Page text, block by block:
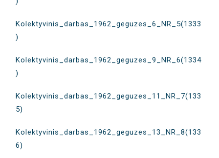
Kolektyvinis_darbas_1962_geguzes_6_NR_5(1333
)
Kolektyvinis_darbas_1962_geguzes_9_NR_6(1334
)
Kolektyvinis_darbas_1962_geguzes_11_NR_7(133
5)
Kolektyvinis_darbas_1962_geguzes_13_NR_8(133
6)